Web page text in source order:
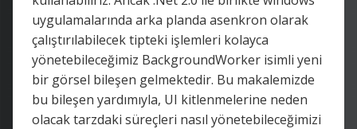
uygulamalarında arka planda asenkron olarak
çalıştırılabilecek tipteki işlemleri kolayca
yönetebileceğimiz BackgroundWorker isimli yeni
bir görsel bileşen gelmektedir. Bu makalemizde
bu bileşen yardımıyla, UI kitlenmelerine neden
olacak tarzdaki süreçleri nasıl yönetebileceğimizi